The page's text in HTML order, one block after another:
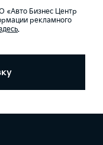
Бизнес Центр
рекламного
.